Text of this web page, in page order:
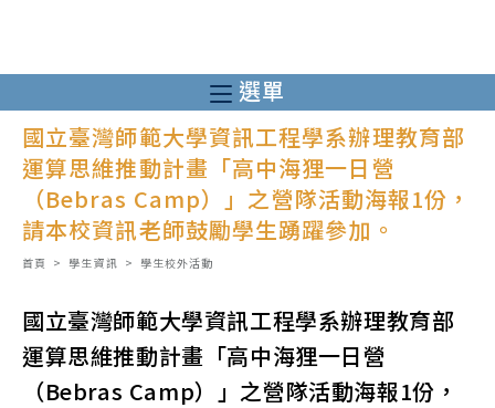
至
主
內
選單
國立臺灣師範大學資訊工程學系辦理教育部
運算思維推動計畫「高中海狸一日營
（Bebras Camp）」之營隊活動海報1份，
請本校資訊老師鼓勵學生踴躍參加。
首頁 > 學生資訊 > 學生校外活動
國立臺灣師範大學資訊工程學系辦理教育部
運算思維推動計畫「高中海狸一日營
（Bebras Camp）」之營隊活動海報1份，